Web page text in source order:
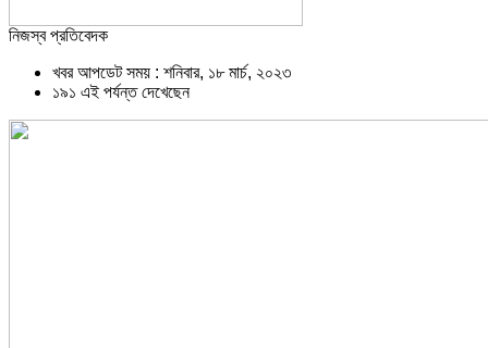
নিজস্ব প্রতিবেদক
খবর আপডেট সময় : শনিবার, ১৮ মার্চ, ২০২৩
১৯১ এই পর্যন্ত দেখেছেন